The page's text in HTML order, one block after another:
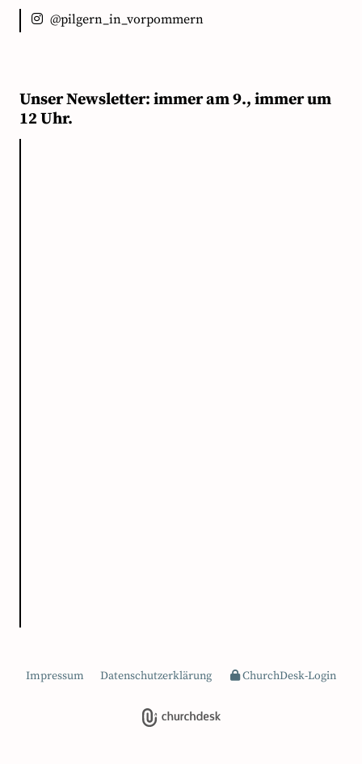
@pilgern_in_vorpommern
Unser Newsletter: immer am 9., immer um
12 Uhr.
Impressum Datenschutzerklärung ChurchDesk-Login